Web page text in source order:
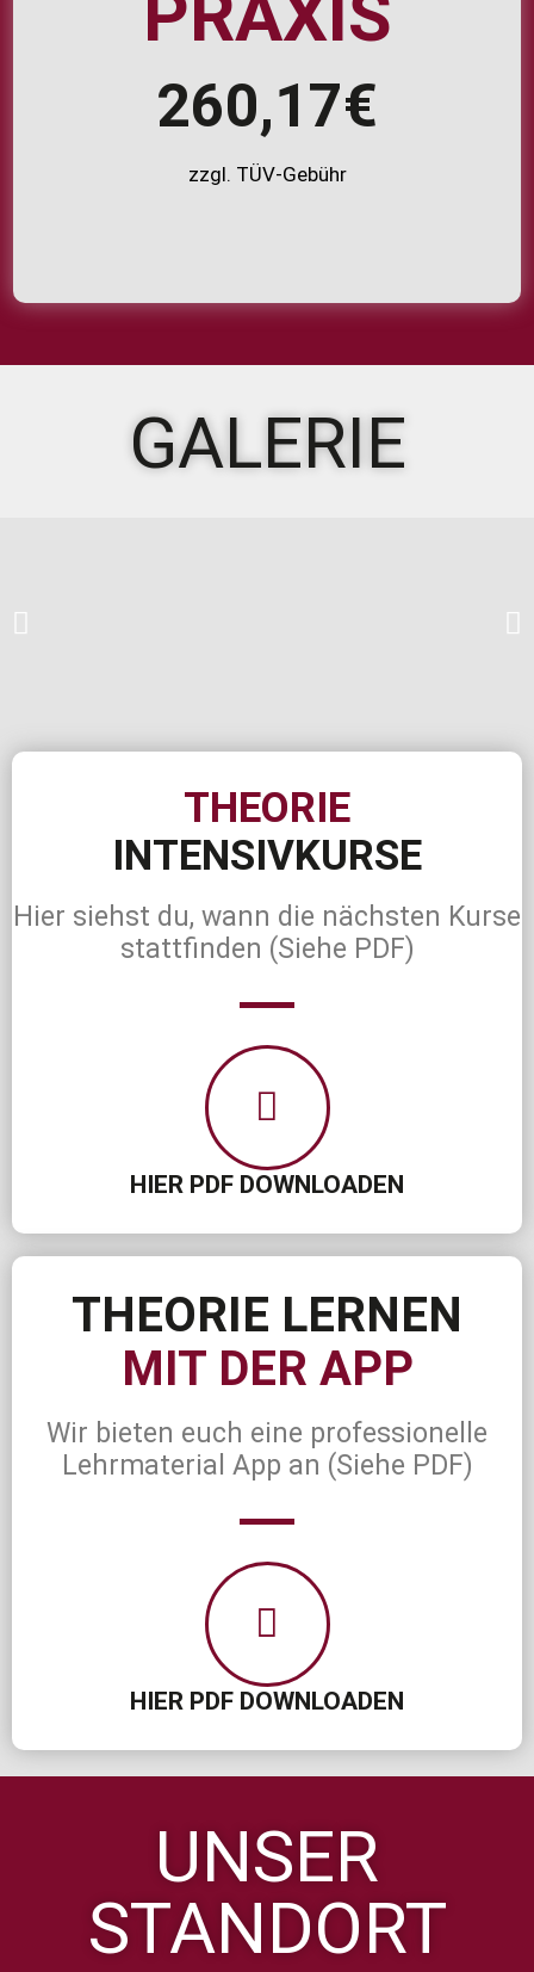
260,17€
zzgl. TÜV-Gebühr
GALERIE
THEORIE
INTENSIVKURSE
Hier siehst du, wann die nächsten Kurse
stattfinden (Siehe PDF)
HIER PDF DOWNLOADEN
THEORIE LERNEN
MIT DER APP
Wir bieten euch eine professionelle
Lehrmaterial App an (Siehe PDF)
HIER PDF DOWNLOADEN
UNSER
STANDORT